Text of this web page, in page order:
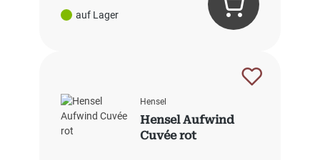
auf Lager
Hensel
Hensel Aufwind
Cuvée rot